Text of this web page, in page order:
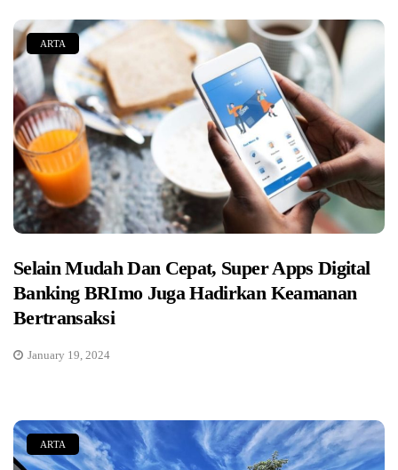
ARTA
Selain Mudah Dan Cepat, Super Apps Digital
Banking BRImo Juga Hadirkan Keamanan
Bertransaksi
January 19, 2024
ARTA